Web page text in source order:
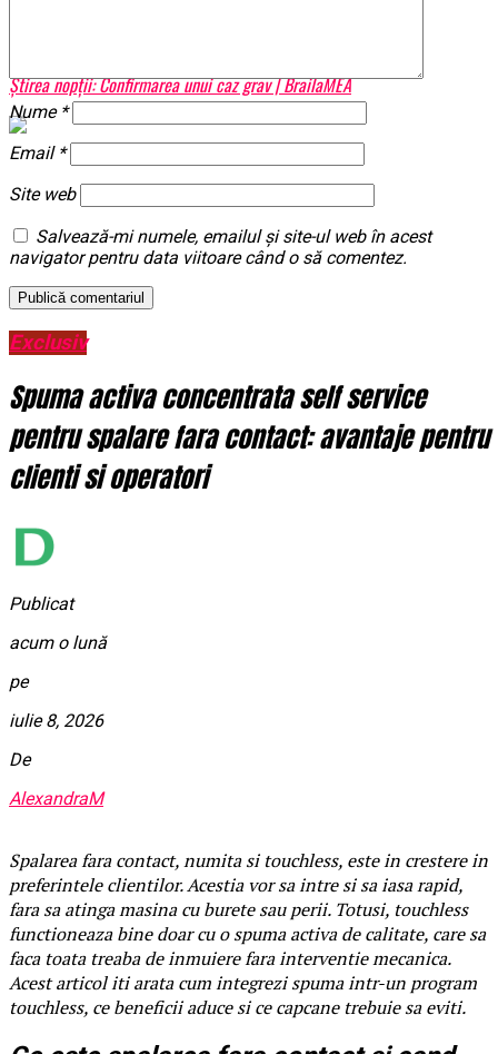
Știrea nopții: Confirmarea unui caz grav | BrailaMEA
Nume *
Email *
Site web
Salvează-mi numele, emailul și site-ul web în acest
navigator pentru data viitoare când o să comentez.
Exclusiv
Spuma activa concentrata self service
pentru spalare fara contact: avantaje pentru
clienti si operatori
Publicat
acum o lună
pe
iulie 8, 2026
De
AlexandraM
Spalarea fara contact, numita si touchless, este in crestere in
preferintele clientilor. Acestia vor sa intre si sa iasa rapid,
fara sa atinga masina cu burete sau perii. Totusi, touchless
functioneaza bine doar cu o spuma activa de calitate, care sa
faca toata treaba de inmuiere fara interventie mecanica.
Acest articol iti arata cum integrezi spuma intr-un program
touchless, ce beneficii aduce si ce capcane trebuie sa eviti.